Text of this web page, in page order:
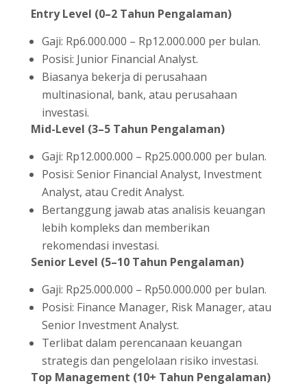
Entry Level (0–2 Tahun Pengalaman)
Gaji: Rp6.000.000 – Rp12.000.000 per bulan.
Posisi: Junior Financial Analyst.
Biasanya bekerja di perusahaan
multinasional, bank, atau perusahaan
investasi.
Mid-Level (3–5 Tahun Pengalaman)
Gaji: Rp12.000.000 – Rp25.000.000 per bulan.
Posisi: Senior Financial Analyst, Investment
Analyst, atau Credit Analyst.
Bertanggung jawab atas analisis keuangan
lebih kompleks dan memberikan
rekomendasi investasi.
Senior Level (5–10 Tahun Pengalaman)
Gaji: Rp25.000.000 – Rp50.000.000 per bulan.
Posisi: Finance Manager, Risk Manager, atau
Senior Investment Analyst.
Terlibat dalam perencanaan keuangan
strategis dan pengelolaan risiko investasi.
Top Management (10+ Tahun Pengalaman)